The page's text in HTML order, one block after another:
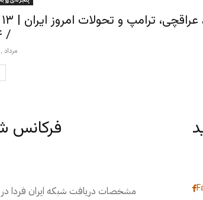
/ ۴ اوت
13 مرداد , 1405
فرکانس
مشخصات دریافت شبکه ایران فردا در